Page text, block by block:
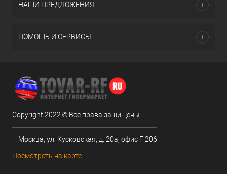
НАШИ ПРЕДЛОЖЕНИЯ
ПОМОЩЬ И СЕРВИСЫ
Copyright 2022 © Все права защищены.
г. Москва, ул. Кусковская, д. 20а, офис Г 206
Посмотреть на карте